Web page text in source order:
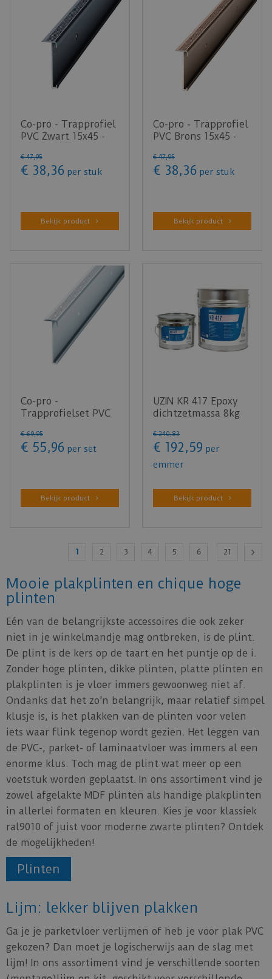
Co-pro - Trapprofiel
PVC Zwart 15x45 -
€ 47,95
€ 38,36 per stuk
Bekijk product
Co-pro - Trapprofiel
PVC Brons 15x45 -
€ 47,95
€ 38,36 per stuk
Bekijk product
Co-pro -
Trapprofielset PVC
bevat 4 stu…
€ 69,95
€ 55,96 per set
Bekijk product
UZIN KR 417 Epoxy
dichtzetmassa 8kg
€ 240,83
€ 192 ,59 per
emmer
Bekijk product
1 2 3 4 5 6 21
Mooie plakplinten en chique hoge
plinten
Eén van de belangrijkste accessoires die ook zeker
niet in je winkelmandje mag ontbreken, is de plint.
De plint is de kers op de taart en het puntje op de i.
Zonder hoge plinten, dikke plinten, platte plinten en
plakplinten is je vloer immers gewoonweg niet af.
Ondanks dat het zo'n belangrijk, maar relatief simpel
klusje is, is het plakken van de plinten voor velen
iets waar flink tegenop wordt gezien. Het leggen van
de PVC-, parket- of laminaatvloer was immers al een
enorme klus. Toch mag de plint wat meer op een
voetstuk worden geplaatst. In ons assortiment vind je
zowel afgelakte MDF plinten als handige plakplinten
in allerlei formaten en kleuren. Kies je voor klassiek
ral9010 of juist voor moderne zwarte plinten? Ontdek
de mogelijkheden!
Plinten
Lijm: lekker blijven plakken
Ga je je parketvloer verlijmen of heb je voor plak PVC
gekozen? Dan moet je logischerwijs aan de slag met
lijm! In ons assortiment vind je verschillende soorten